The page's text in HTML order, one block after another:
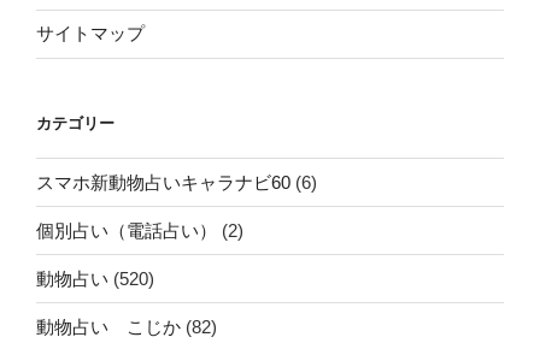
サイトマップ
カテゴリー
スマホ新動物占いキャラナビ60 (6)
個別占い（電話占い） (2)
動物占い (520)
動物占い こじか (82)